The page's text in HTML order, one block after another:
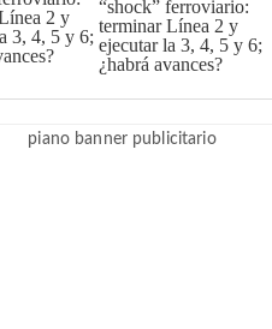
“shock” ferroviario:
terminar Línea 2 y
ejecutar la 3, 4, 5 y 6;
¿habrá avances?